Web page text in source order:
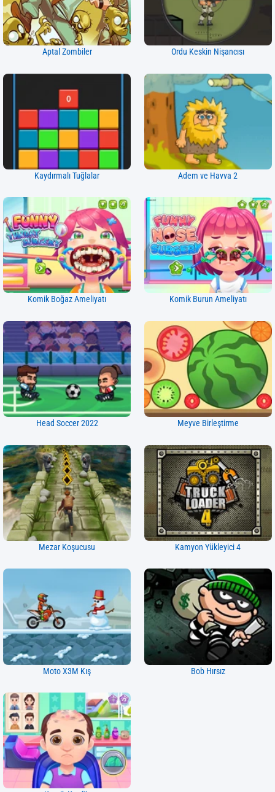
Aptal Zombiler Ordu Keskin Nişancısı
Kaydırmalı Tuğlalar Adem ve Havva 2
Komik Boğaz Ameliyatı Komik Burun Ameliyatı
Head Soccer 2022 Meyve Birleştirme
Mezar Koşucusu Kamyon Yükleyici 4
Moto X3M Kış Bob Hırsız